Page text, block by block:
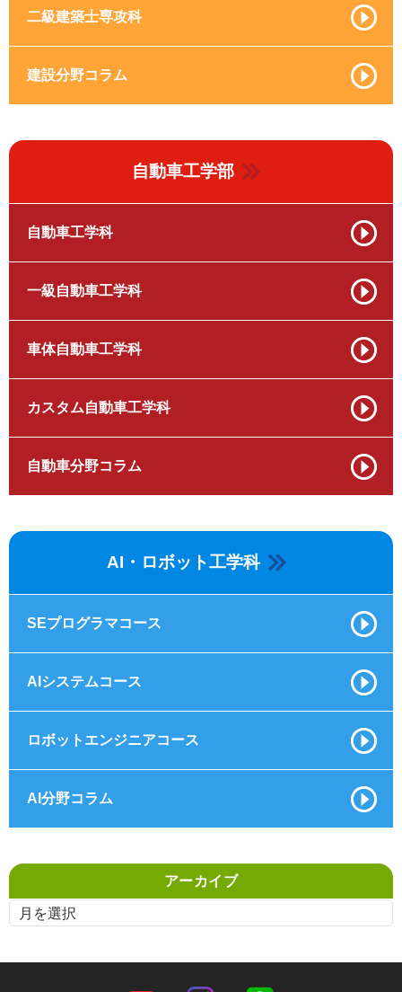
二級建築士専攻科
建設分野コラム
自動車工学部
自動車工学科
一級自動車工学科
車体自動車工学科
カスタム自動車工学科
自動車分野コラム
AI・ロボット工学科
SEプログラマコース
AIシステムコース
ロボットエンジニアコース
AI分野コラム
アーカイブ